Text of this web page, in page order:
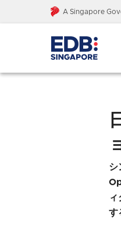
A Singapore
日本企業の東
取り組み
シ
す